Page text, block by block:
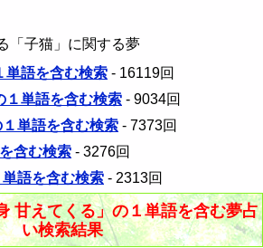
「子猫」に関する夢
単語を含む検索 - 16119回
１単語を含む検索 - 9034回
１単語を含む検索 - 7373回
含む検索 - 3276回
単語を含む検索 - 2313回
甘えてくる」の１単語を含む夢占
い検索結果